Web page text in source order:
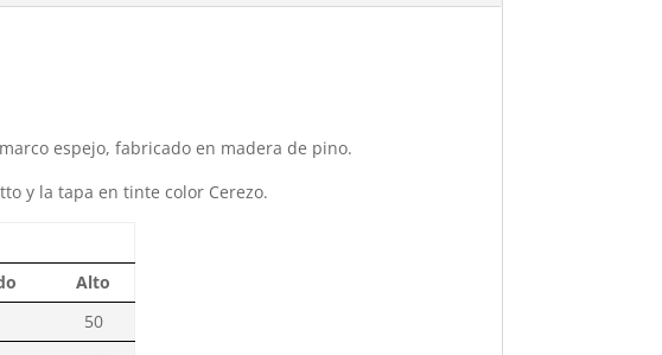
espejo, fabricado en madera de pino.
y la tapa en tinte color Cerezo.
Alto
50